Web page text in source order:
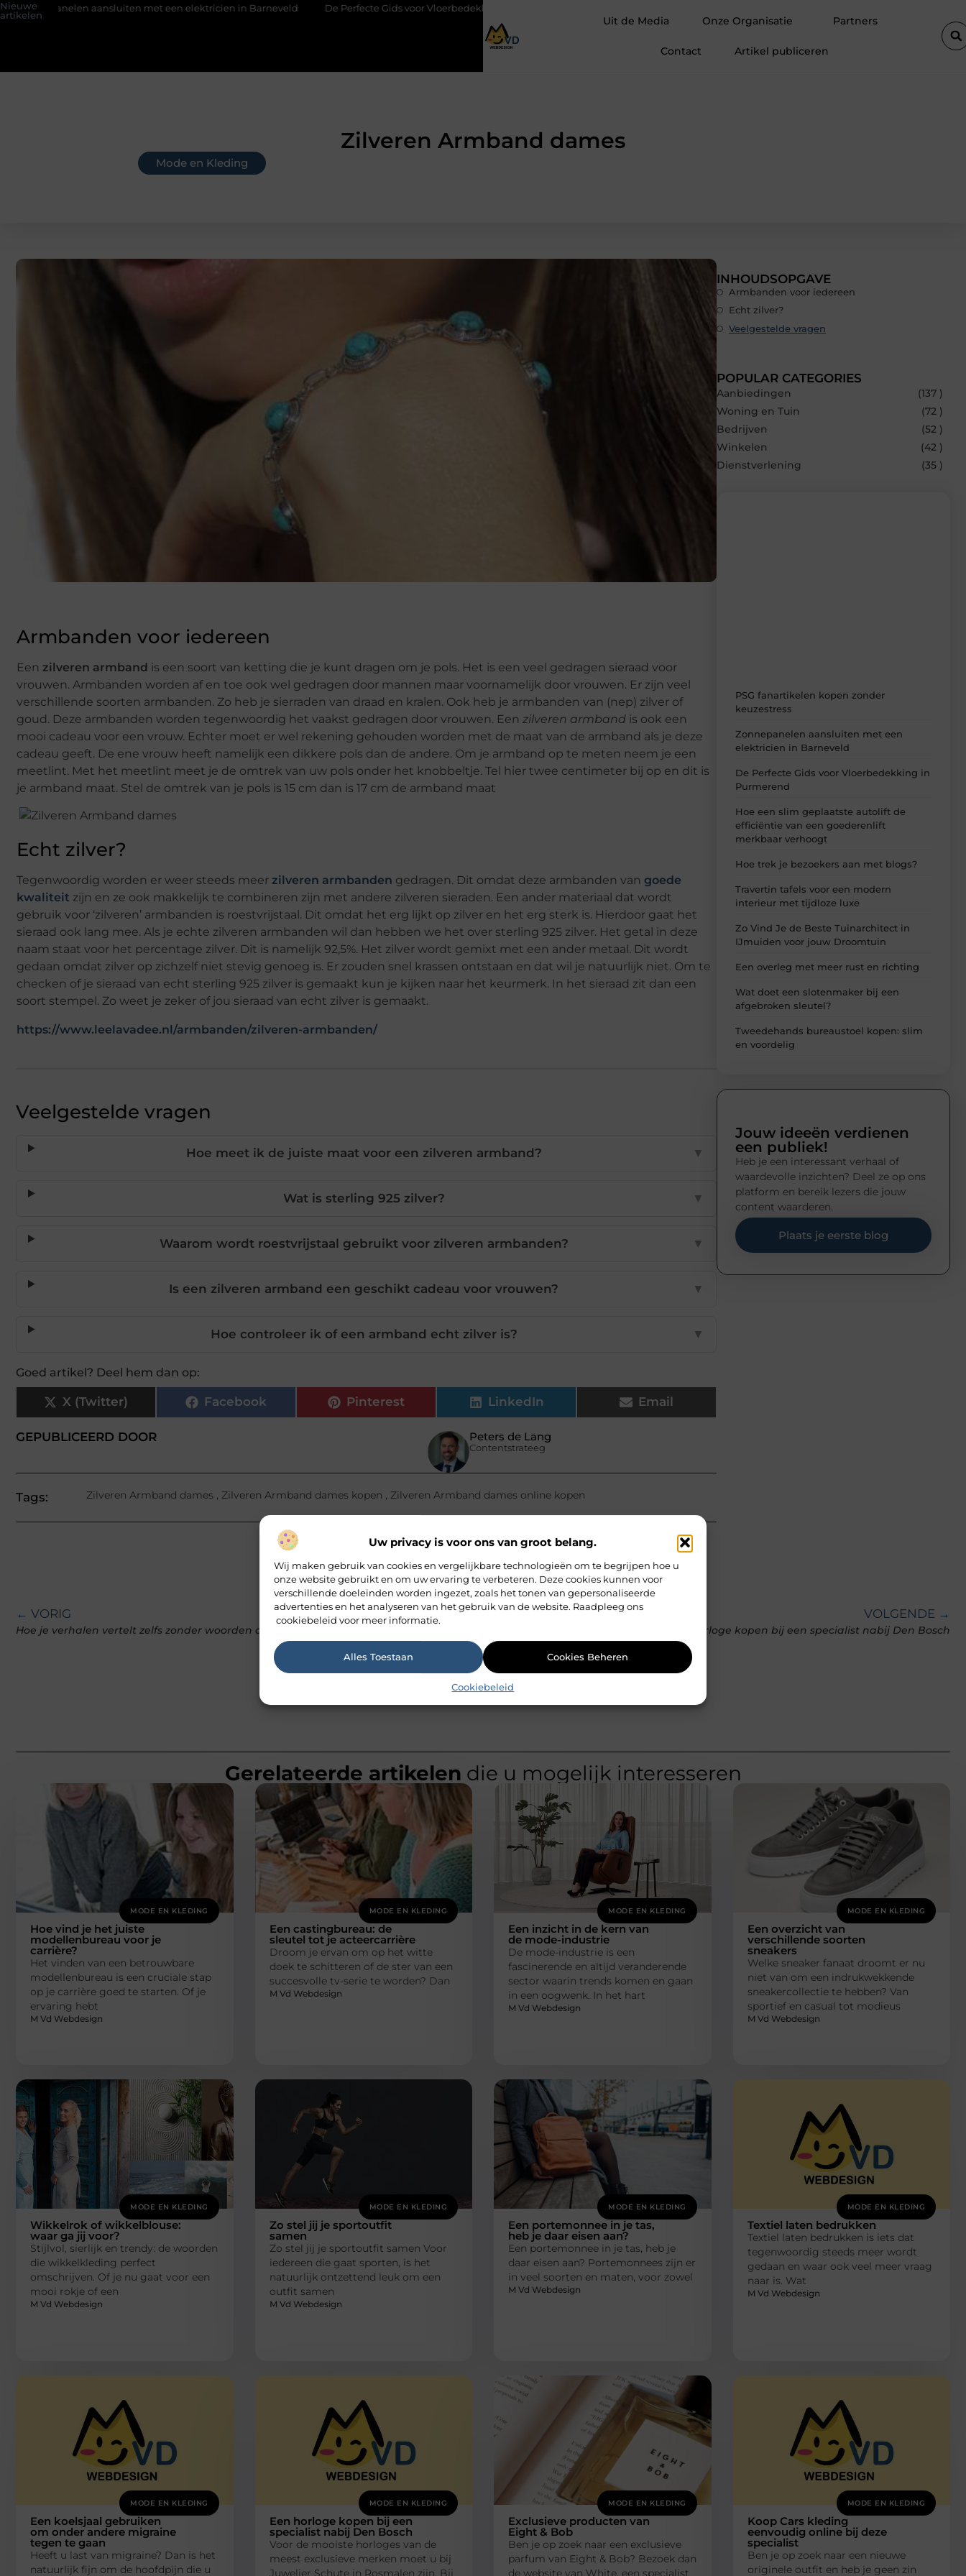
Uw privacy is voor ons van groot belang.
Wij maken gebruik van cookies en vergelijkbare technologieën om te begrijpen hoe u
onze website gebruikt en om uw ervaring te verbeteren. Deze cookies kunnen voor
verschillende doeleinden worden ingezet, zoals het tonen van gepersonaliseerde
advertenties en het analyseren van het gebruik van de website. Raadpleeg ons
cookiebeleid voor meer informatie.
Alles Toestaan Cookies Beheren
Cookiebeleid
Nieuwe
artikelen
met een elektricien in Barneveld De Perfecte Gids voor Vloerbedekking in Purmerend
Uit de Media Onze Organisatie Partners
Contact Artikel publiceren
Zilveren Armband dames
Mode en Kleding
Armbanden voor iedereen
Een zilveren armband is een soort van ketting die je kunt dragen om je pols. Het is een veel gedragen sieraad voor
vrouwen. Armbanden worden af en toe ook wel gedragen door mannen maar voornamelijk door vrouwen. Er zijn veel
verschillende soorten armbanden. Zo heb je sierraden van draad en kralen. Ook heb je armbanden van (nep) zilver of
goud. Deze armbanden worden tegenwoordig het vaakst gedragen door vrouwen. Een zilveren armband is ook een
mooi cadeau voor een vrouw. Echter moet er wel rekening gehouden worden met de maat van de armband als je deze
cadeau geeft. De ene vrouw heeft namelijk een dikkere pols dan de andere. Om je armband op te meten neem je een
meetlint. Met het meetlint meet je de omtrek van uw pols onder het knobbeltje. Tel hier twee centimeter bij op en dit is
je armband maat. Stel de omtrek van je pols is 15 cm dan is 17 cm de armband maat
Echt zilver?
Tegenwoordig worden er weer steeds meer zilveren armbanden gedragen. Dit omdat deze armbanden van goede
kwaliteit zijn en ze ook makkelijk te combineren zijn met andere zilveren sieraden. Een ander materiaal dat wordt
gebruik voor ‘zilveren’ armbanden is roestvrijstaal. Dit omdat het erg lijkt op zilver en het erg sterk is. Hierdoor gaat het
sieraad ook lang mee. Als je echte zilveren armbanden wil dan hebben we het over sterling 925 zilver. Het getal in deze
naam staat voor het percentage zilver. Dit is namelijk 92,5%. Het zilver wordt gemixt met een ander metaal. Dit wordt
gedaan omdat zilver op zichzelf niet stevig genoeg is. Er zouden snel krassen ontstaan en dat wil je natuurlijk niet. Om te
checken of je sieraad van echt sterling 925 zilver is gemaakt kun je kijken naar het keurmerk. In het sieraad zit dan een
soort stempel. Zo weet je zeker of jou sieraad van echt zilver is gemaakt.
https://www.leelavadee.nl/armbanden/zilveren-armbanden/
Veelgestelde vragen
Hoe meet ik de juiste maat voor een zilveren armband? ▼
Wat is sterling 925 zilver? ▼
Waarom wordt roestvrijstaal gebruikt voor zilveren armbanden? ▼
Is een zilveren armband een geschikt cadeau voor vrouwen? ▼
Hoe controleer ik of een armband echt zilver is? ▼
Goed artikel? Deel hem dan op:
X (Twitter) Facebook Pinterest LinkedIn Email
GEPUBLICEERD DOOR Peters de Lang
Contentstrateeg
Tags: Zilveren Armband dames , Zilveren Armband dames kopen , Zilveren Armband dames online kopen
INHOUDSOPGAVE
Armbanden voor iedereen
Echt zilver?
Veelgestelde vragen
POPULAR CATEGORIES
Aanbiedingen
(137 )
Woning en Tuin
(72 )
Bedrijven
(52 )
Winkelen
(42 )
Dienstverlening
(35 )
PSG fanartikelen kopen zonder
keuzestress
Zonnepanelen aansluiten met een
elektricien in Barneveld
De Perfecte Gids voor Vloerbedekking in
Purmerend
Hoe een slim geplaatste autolift de
efficiëntie van een goederenlift
merkbaar verhoogt
Hoe trek je bezoekers aan met blogs?
Travertin tafels voor een modern
interieur met tijdloze luxe
Zo Vind Je de Beste Tuinarchitect in
IJmuiden voor jouw Droomtuin
Een overleg met meer rust en richting
Wat doet een slotenmaker bij een
afgebroken sleutel?
Tweedehands bureaustoel kopen: slim
en voordelig
Jouw ideeën verdienen
een publiek!
Heb je een interessant verhaal of
waardevolle inzichten? Deel ze op ons
platform en bereik lezers die jouw
content waarderen.
Plaats je eerste blog
← VORIG
Hoe je verhalen vertelt zelfs zonder woorden dankzij een videoproductiebedrijf
VOLGENDE →
Een horloge kopen bij een specialist nabij Den Bosch
Gerelateerde artikelen die u mogelijk interesseren
MODE EN KLEDING
Hoe vind je het juiste
modellenbureau voor je
carrière?
Het vinden van een betrouwbare
modellenbureau is een cruciale stap
op je carrière goed te starten. Of je
ervaring hebt
M Vd Webdesign
MODE EN KLEDING
Een castingbureau: de
sleutel tot je acteercarrière
Droom je ervan om op het witte
doek te schitteren of de ster van een
succesvolle tv-serie te worden? Dan
M Vd Webdesign
MODE EN KLEDING
Een inzicht in de kern van
de mode-industrie
De mode-industrie is een
fascinerende en altijd veranderende
sector waarin trends komen en gaan
in een oogwenk. In het hart
M Vd Webdesign
MODE EN KLEDING
Een overzicht van
verschillende soorten
sneakers
Welke sneaker fanaat droomt er nu
niet van om een indrukwekkende
sneakercollectie te hebben? Van
sportief en casual tot modieus
M Vd Webdesign
MODE EN KLEDING
Wikkelrok of wikkelblouse:
waar ga jij voor?
Stijlvol, sierlijk en trendy: de woorden
die wikkelkleding perfect
omschrijven. Of je nu gaat voor een
mooi rokje of een
M Vd Webdesign
MODE EN KLEDING
Zo stel jij je sportoutfit
samen
Zo stel jij je sportoutfit samen Voor
iedereen die gaat sporten, is het
natuurlijk ontzettend leuk om een
outfit samen
M Vd Webdesign
MODE EN KLEDING
Een portemonnee in je tas,
heb je daar eisen aan?
Een portemonnee in je tas, heb je
daar eisen aan? Portemonnees zijn er
in veel soorten en maten, voor zowel
M Vd Webdesign
MODE EN KLEDING
Textiel laten bedrukken
Textiel laten bedrukken is iets dat
tegenwoordig steeds meer wordt
gedaan en waar ook veel meer vraag
naar is. Wat
M Vd Webdesign
MODE EN KLEDING
Een koelsjaal gebruiken
om onder andere migraine
tegen te gaan
Heeft u last van migraine? Dan is het
natuurlijk fijn om de hoofdpijn die u
MODE EN KLEDING
Een horloge kopen bij een
specialist nabij Den Bosch
Voor de mooiste horloges van de
meest exclusieve merken moet u bij
Juwelier Schute in Rosmalen zijn. Bij
MODE EN KLEDING
Exclusieve producten van
Eight & Bob
Ben je op zoek naar een exclusieve
parfum van Eight & Bob? Bezoek dan
de website van White, een specialist
MODE EN KLEDING
Koop Cars kleding
eenvoudig online bij deze
specialist
Ben je op zoek naar een nieuwe
originele outfit en heb je geen zin